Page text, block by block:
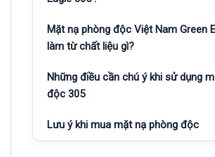
Mặt nạ phòng độc Việt Nam Green
làm từ chất liệu gì?
Những điều cần chú ý khi sử dụng
độc 305
Lưu ý khi mua mặt nạ phòng độc